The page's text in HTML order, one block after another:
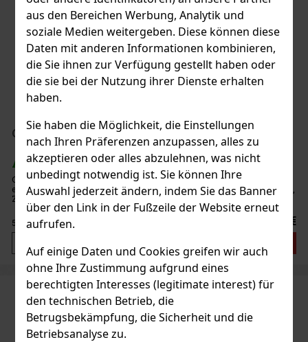
aus den Bereichen Werbung, Analytik und
soziale Medien weitergeben. Diese können diese
Daten mit anderen Informationen kombinieren,
die Sie ihnen zur Verfügung gestellt haben oder
die sie bei der Nutzung ihrer Dienste erhalten
haben.
Sie haben die Möglichkeit, die Einstellungen
nach Ihren Präferenzen anzupassen, alles zu
akzeptieren oder alles abzulehnen, was nicht
unbedingt notwendig ist. Sie können Ihre
Auswahl jederzeit ändern, indem Sie das Banner
über den Link in der Fußzeile der Website erneut
aufrufen.
Auf einige Daten und Cookies greifen wir auch
ohne Ihre Zustimmung aufgrund eines
berechtigten Interesses (legitimate interest) für
den technischen Betrieb, die
Betrugsbekämpfung, die Sicherheit und die
Betriebsanalyse zu.
Chloé Love Story EdP 50 ml
AUF LAGER(3 st)
Chloé Love Story erzählt eine Liebesgeschichte in Paris,
eingefangen in einer eleganten Blumenkomposition voller Frische,
Zartheit und Freiheit. Charakteristik: Der romantische und
strahlende Duft öffnet sich mit spritzigen Noten von Neroli, die in
59.67 € ohne VAT 72.20 €